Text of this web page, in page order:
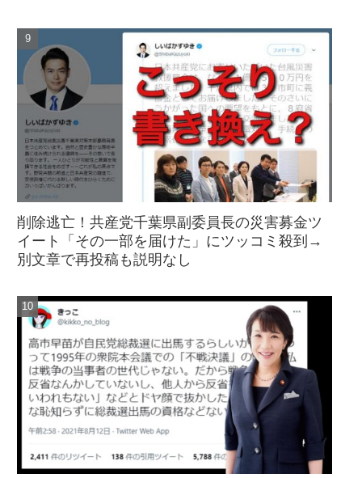
削除逃亡！共産党千葉県副委員長の災害募金ツ
イート「その一部を届けた」にツッコミ殺到→
別文章で再投稿も説明なし